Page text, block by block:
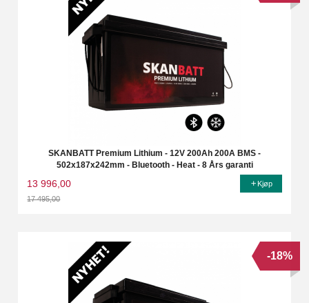
SKANBATT Premium Lithium - 12V 200Ah 200A BMS -
502x187x242mm - Bluetooth - Heat - 8 Års garanti
13 996,00
17 495,00
Kjøp
-18%